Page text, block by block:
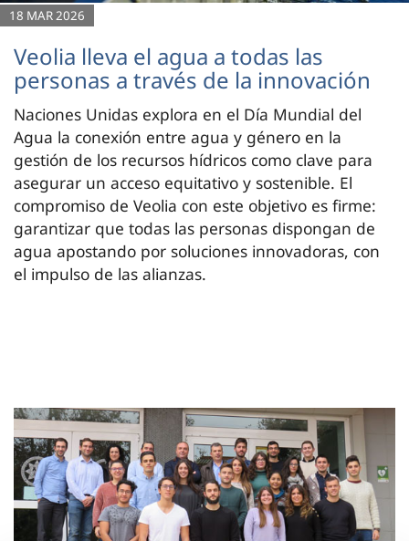
18 MAR 2026
Veolia lleva el agua a todas las
personas a través de la innovación
Naciones Unidas explora en el Día Mundial del
Agua la conexión entre agua y género en la
gestión de los recursos hídricos como clave para
asegurar un acceso equitativo y sostenible. El
compromiso de Veolia con este objetivo es firme:
garantizar que todas las personas dispongan de
agua apostando por soluciones innovadoras, con
el impulso de las alianzas.